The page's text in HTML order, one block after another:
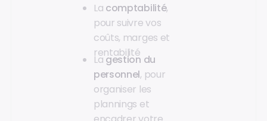
La comptabilité,
pour suivre vos
coûts, marges et
rentabilité
Lagestion du
personnel, pour
organiser les
plannings et